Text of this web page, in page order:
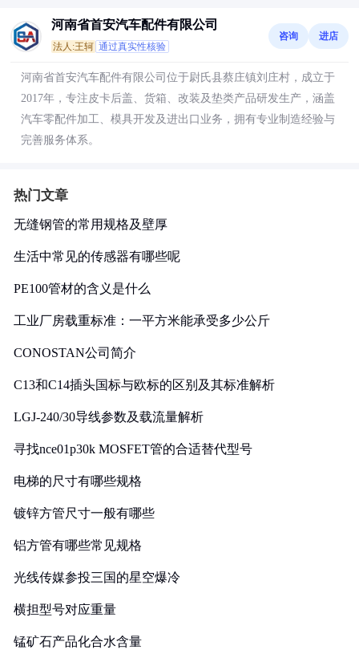
河南省首安汽车配件有限公司
法人:王轲 通过真实性核验
咨询 进店
河南省首安汽车配件有限公司位于尉氏县蔡庄镇刘庄村，成立于
2017年，专注皮卡后盖、货箱、改装及垫类产品研发生产，涵盖
汽车零配件加工、模具开发及进出口业务，拥有专业制造经验与
完善服务体系。
热门文章
无缝钢管的常用规格及壁厚
生活中常见的传感器有哪些呢
PE100管材的含义是什么
工业厂房载重标准：一平方米能承受多少公斤
CONOSTAN公司简介
C13和C14插头国标与欧标的区别及其标准解析
LGJ-240/30导线参数及载流量解析
寻找nce01p30k MOSFET管的合适替代型号
电梯的尺寸有哪些规格
镀锌方管尺寸一般有哪些
铝方管有哪些常见规格
光线传媒参投三国的星空爆冷
横担型号对应重量
锰矿石产品化合水含量